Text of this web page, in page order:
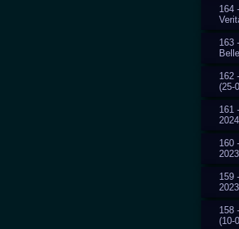
164
163
162
(25-
161
160
159
158
(10-